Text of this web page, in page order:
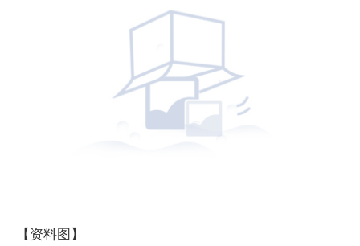
【资料图】